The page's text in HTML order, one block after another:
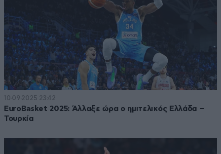
10·09·2025 23:42
EuroBasket 2025: Άλλαξε ώρα ο ημιτελικός Ελλάδα –
Τουρκία